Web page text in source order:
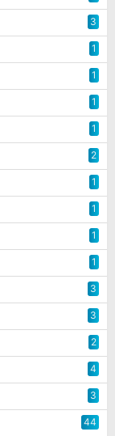
3
1
1
1
1
2
1
1
1
1
3
3
2
4
3
44